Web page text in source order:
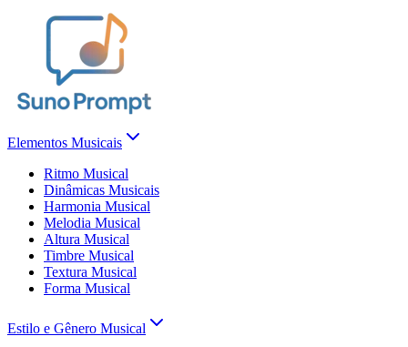
Elementos Musicais
Ritmo Musical
Dinâmicas Musicais
Harmonia Musical
Melodia Musical
Altura Musical
Timbre Musical
Textura Musical
Forma Musical
Estilo e Gênero Musical